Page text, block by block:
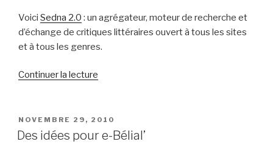
Voici Sedna 2.0 : un agrégateur, moteur de recherche et
d’échange de critiques littéraires ouvert à tous les sites
et à tous les genres.
Continuer la lecture
Toutes
les
PUBLIÉ
LE
NOVEMBRE 29, 2010
Des idées pour e-Bélial’